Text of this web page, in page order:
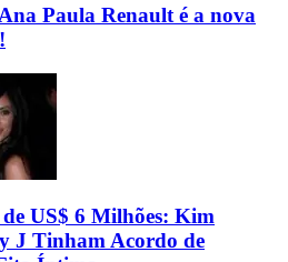
Paula Renault é a nova
US$ 6 Milhões: Kim
J Tinham Acordo de